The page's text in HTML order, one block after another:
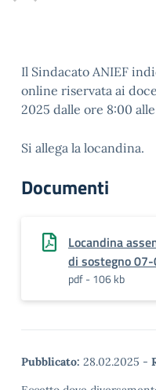
Il Sindacato ANIEF
online riservata ai
2025 dalle ore 8:00 alle
Si allega la locandina.
Documenti
Locandina
di sostegno
pdf - 106 kb
Pubblicato: 28.02.2025 -